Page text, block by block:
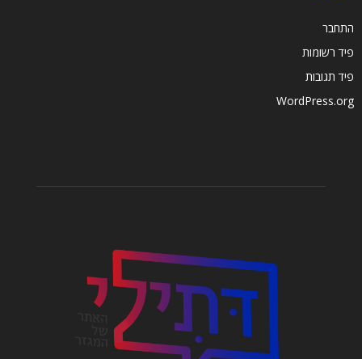
התחבר
פיד רשומות
פיד תגובות
WordPress.org